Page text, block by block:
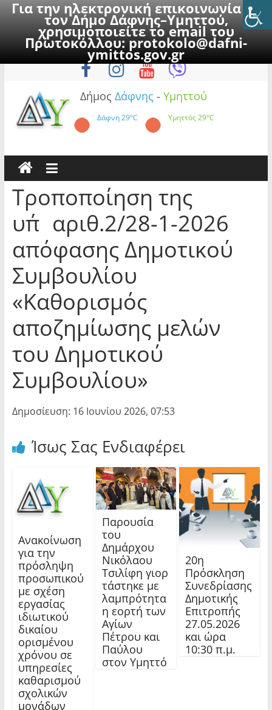
Για την ηλεκτρονική επικοινωνία με
τον Δήμο Δάφνης–Υμηττού,
χρησιμοποιείτε το email του
Πρωτοκόλλου:protokolo@dafni-
ymittos.gov.gr
to
Παρασκευή, 7 Αυγούστου 2026
Δήμος Δάφνης - Υμηττού
Δάφνη29°C Υμηττός29°C
Τροποποίηση της
υπ΄αριθ.2/28-1-2026
απόφασης Δημοτικού
Συμβουλίου
«Καθορισμός
αποζημίωσης μελών
του Δημοτικού
Συμβουλίου»
Δημοσίευση: 16 Ιουνίου 2026, 07:53
Ίσως Σας Ενδιαφέρει
Ανακοίνωση
για την
πρόσληψη
προσωπικού
με σχέση
εργασίας
ιδιωτικού
δικαίου
ορισμένου
χρόνου σε
υπηρεσίες
καθαρισμού
σχολικών
μονάδων
Παρουσία
του
Δημάρχου
Νικόλαου
Τσιλίφη γιορ
τάστηκε με
λαμπρότητα
η εορτή των
Αγίων
Πέτρου και
Παύλου
στον Υμηττό
20η
Πρόσκληση
Συνεδρίασης
Δημοτικής
Επιτροπής
27.05.2026
και ώρα
10:30 π.μ.